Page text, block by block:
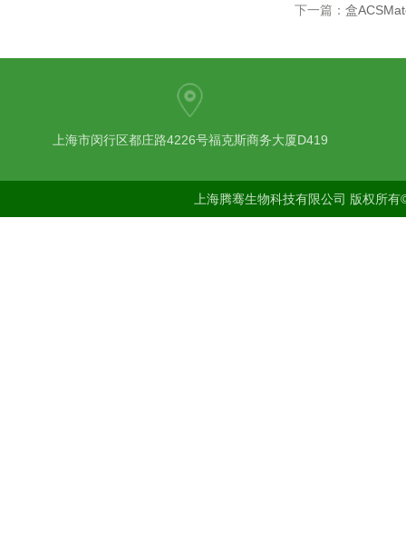
下一篇： 盒
上海市闵行区都庄路4226号福克斯商务大厦D419
上海腾骞生物科技有限公司 版权所